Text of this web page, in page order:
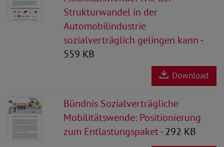
Strukturwandel in der
Automobilindustrie
sozialverträglich gelingen kann-
559 KB
Download
Bündnis Sozialverträgliche
Mobilitätswende: Positionierung
zum Entlastungspaket- 292 KB